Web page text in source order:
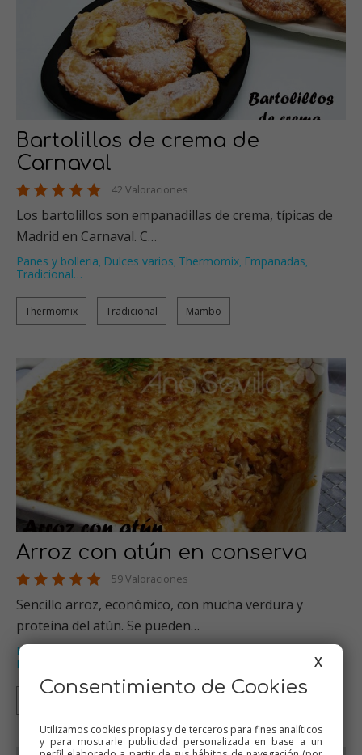
Bartolillos de crema de
Carnaval
42 Valoraciones
Los bartolillos son empanadillas de crema, típicas de
Madrid en Carnaval. C…
Panes y bolleria, Dulces varios, Thermomix, Empanadas,
Tradicional…
Thermomix Tradicional Mambo
Arroz con atún en conserva
59 Valoraciones
Sencillo arroz, económico, con mucha verdura y
proteina del atún. Se pueden…
Pescados
Recetas para olla GM X
Consentimiento de Cookies
Utilizamos cookies propias y de terceros para fines analíticos
y para mostrarle publicidad personalizada en base a un